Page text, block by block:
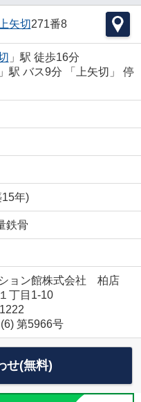
矢切271番8
」駅 徒歩16分
」駅 バス9分 「上矢切」 停
年)
鉄骨
ョン館株式会社 柏店
丁目1-10
第5966号
せ(無料)